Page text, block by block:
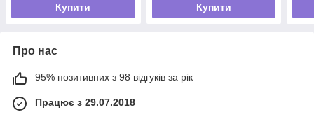
Купити Купити
Про нас
95% позитивних з 98 відгуків за рік
Працює з 29.07.2018